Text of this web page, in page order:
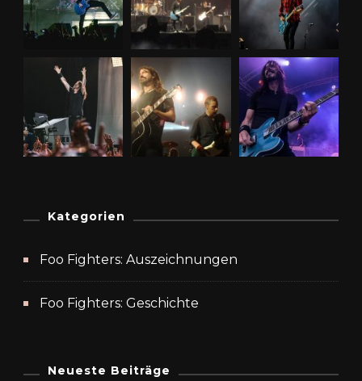
Kategorien
Foo Fighters: Auszeichnungen
Foo Fighters: Geschichte
Neueste Beiträge